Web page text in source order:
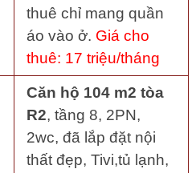
thuê chỉ mang quần
áo vào ở. Giá cho
thuê: 17 triệu/tháng
Căn hộ 104 m2 tòa
R2, tầng 8, 2PN,
2wc, đã lắp đặt nội
thất đẹp, Tivi,tủ lạnh,